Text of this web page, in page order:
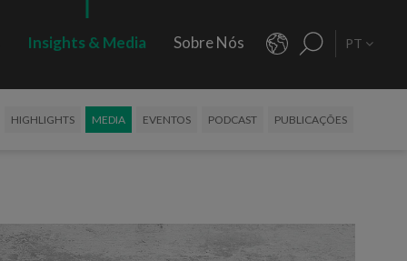
Insights & Media Sobre Nós PT
HIGHLIGHTS MEDIA EVENTOS PODCAST PUBLICAÇÕES